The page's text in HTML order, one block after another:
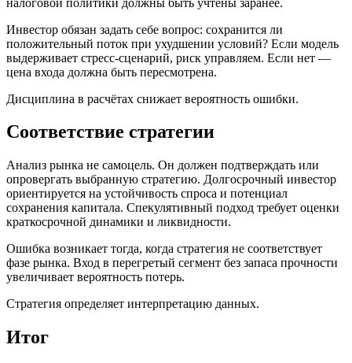
Инвестор обязан задать себе вопрос: сохранится ли
положительный поток при ухудшении условий? Если модель
выдерживает стресс-сценарий, риск управляем. Если нет —
цена входа должна быть пересмотрена.
Дисциплина в расчётах снижает вероятность ошибки.
Соответствие стратегии
Анализ рынка не самоцель. Он должен подтверждать или
опровергать выбранную стратегию. Долгосрочный инвестор
ориентируется на устойчивость спроса и потенциал
сохранения капитала. Спекулятивный подход требует оценки
краткосрочной динамики и ликвидности.
Ошибка возникает тогда, когда стратегия не соответствует
фазе рынка. Вход в перегретый сегмент без запаса прочности
увеличивает вероятность потерь.
Стратегия определяет интерпретацию данных.
Итог